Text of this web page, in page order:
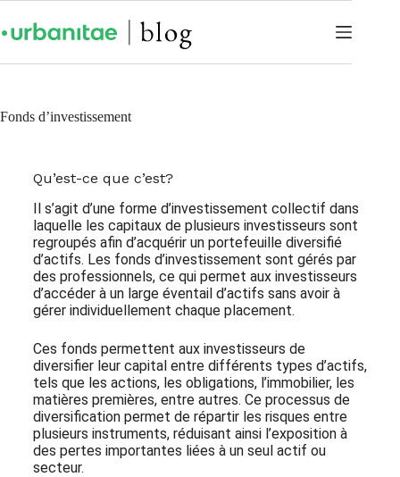
Fonds d’investissement
Qu’est-ce que c’est?
Il s’agit d’une forme d’investissement collectif dans
laquelle les capitaux de plusieurs investisseurs sont
regroupés afin d’acquérir un portefeuille diversifié
d’actifs. Les fonds d’investissement sont gérés par
des professionnels, ce qui permet aux investisseurs
d’accéder à un large éventail d’actifs sans avoir à
gérer individuellement chaque placement.
Ces fonds permettent aux investisseurs de
diversifier leur capital entre différents types d’actifs,
tels que les actions, les obligations, l’immobilier, les
matières premières, entre autres. Ce processus de
diversification permet de répartir les risques entre
plusieurs instruments, réduisant ainsi l’exposition à
des pertes importantes liées à un seul actif ou
secteur.